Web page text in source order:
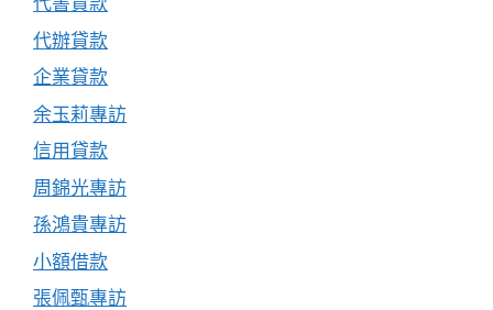
代辦貸款
企業貸款
余玉莉專訪
信用貸款
周錦光專訪
孫鴻貴專訪
小額借款
張佩甄專訪